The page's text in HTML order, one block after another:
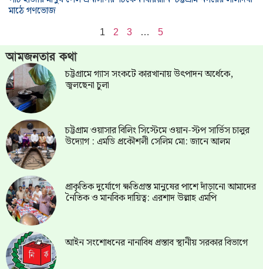
মাঠে গণভোজ
1 2 3 … 5
আমজনতার কথা
চট্টগ্রামে গ্যাস সংকটে কারখানায় উৎপাদন অর্ধেকে,
জ্বলছেনা চুলা
চট্টগ্রাম ওয়াসার বিলিং সিস্টেমে ওয়ান-স্টপ সার্ভিস চালুর
উদ্যোগ : এমডি প্রকৌশলী সেলিম মো: জানে আলম
প্রাকৃতিক দুর্যোগে ক্ষতিগ্রস্ত মানুষের পাশে দাঁড়ানো আমাদের
নৈতিক ও মানবিক দায়িত্ব: এরশাদ উল্লাহ এমপি
আইন সংশোধনের নানাবিধ প্রস্তাব স্থানীয় সরকার বিভাগে